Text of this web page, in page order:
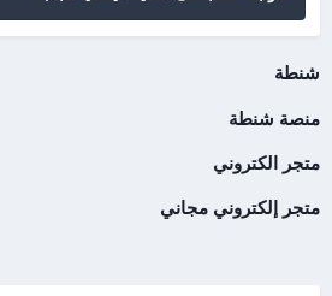
شنطة
منصة شنطة
متجر الكتروني
متجر إلكتروني مجاني